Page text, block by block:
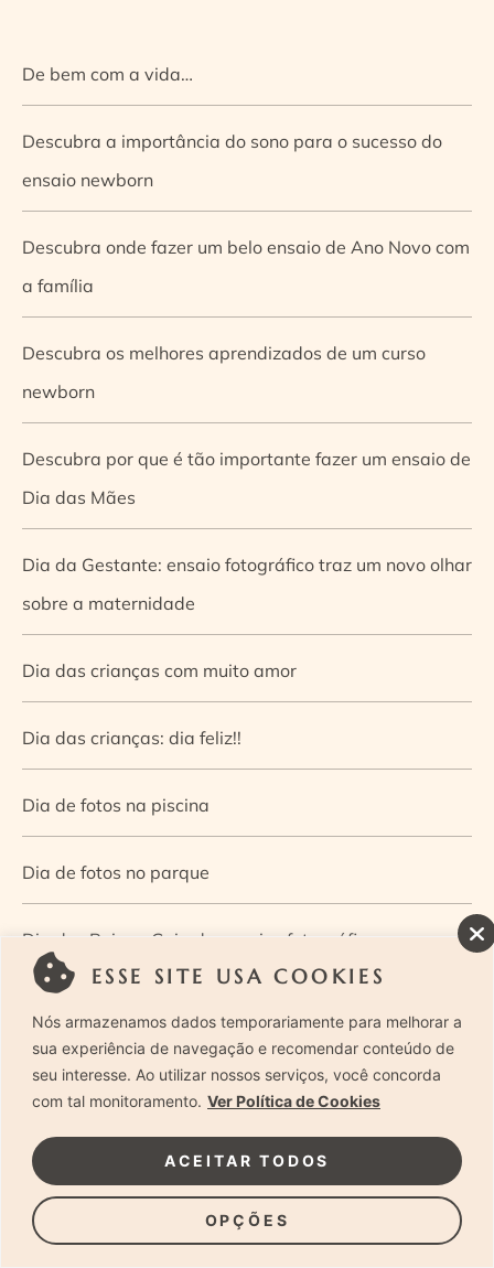
ESSE SITE USA COOKIES
Nós armazenamos dados temporariamente para melhorar a
sua experiência de navegação e recomendar conteúdo de
seu interesse. Ao utilizar nossos serviços, você concorda
com tal monitoramento. Ver Política de Cookies
OPÇÕES
ACEITAR TODOS
De bem com a vida…
Descubra a importância do sono para o sucesso do
ensaio newborn
Descubra onde fazer um belo ensaio de Ano Novo com
a família
Descubra os melhores aprendizados de um curso
newborn
Descubra por que é tão importante fazer um ensaio de
Dia das Mães
Dia da Gestante: ensaio fotográfico traz um novo olhar
sobre a maternidade
Dia das crianças com muito amor
Dia das crianças: dia feliz!!
Dia de fotos na piscina
Dia de fotos no parque
Dia dos Pais — Guia de ensaios fotográficos
construir a memória e a identidade da criança
Diário de uma grávida e sua pequena
Dica de especialista: como otimizar o fluxo de trabalho
no ensaio newborn?